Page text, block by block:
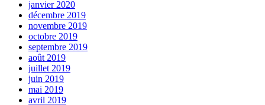
janvier 2020
décembre 2019
novembre 2019
octobre 2019
septembre 2019
août 2019
juillet 2019
juin 2019
mai 2019
avril 2019